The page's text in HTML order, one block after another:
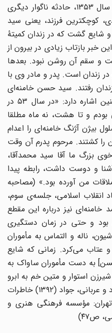
همزمان با این دستگیری در سال ۱۳۵۳، حادثه ناگوار دیگری
فرزند، یعنی سید
گشت که در زندان کمیتۀ
بازتاب زیادی در بیرون از
سقم آن روشن نبود. بعدها
زندان است. پدر و مادر وی با
رفتند. سید حسن خامنه‌ای
در خاطرات خود به این نکته چنین اشاره دارد: «در سال ۵۳ در
در بند ۵ زندانی بودم و تا هشت، نه ماه مطلقا
بیژن آژنگ خامنه‌ای را اعدام
کشتند. مرحوم پدرم آن وقت
بزرگ ما آقا سید محمدآقا،
و دوست داشت، رابطه پیدا
من آورده بود.» (مصاحبه
اسلامی، جلسه‌ی سوم،
خامنه‌ای نیز درباره این مقطع
و حتی در زمان دستگیری
ناله و التماس به مأموران
می‌کرد. زمانی که شایع
به دست مأموران ساواک به
استوار و متین خم به ابرو
نمی‌آورد.» (کامور بخشایش، جواد و عربانی، جواد (۱۳۹۲) خاطرات
مؤسسه فرهنگی هنری و
ص۴۷)